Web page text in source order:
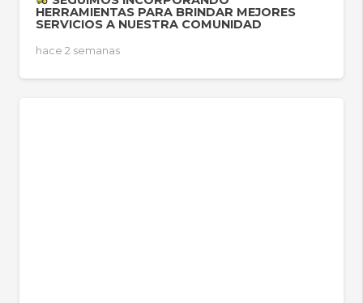
HERRAMIENTAS PARA BRINDAR MEJORES
SERVICIOS A NUESTRA COMUNIDAD
hace 2 semanas